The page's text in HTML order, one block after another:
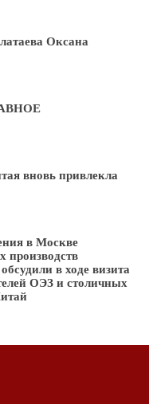
Оксана
вновь привлекла
в Москве
производств
в ходе визита
ОЭЗ и столичных